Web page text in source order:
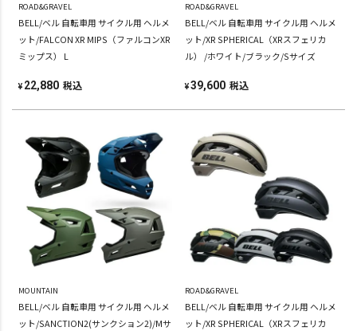
ROAD&GRAVEL
BELL/ベル 自転車用 サイクル用 ヘルメ
ット/FALCON XR MIPS（ファルコンXR
ミップス） L
¥ 22,880 税込
ROAD&GRAVEL
BELL/ベル 自転車用 サイクル用 ヘルメ
ット/XR SPHERICAL（XRスフェリカ
ル） /ホワイト/ブラック/Sサイズ
¥39,600 税込
MOUNTAIN
BELL/ベル 自転車用 サイクル用 ヘルメ
ット/SANCTION2(サンクション2)/Mサ
ROAD&GRAVEL
BELL/ベル 自転車用 サイクル用 ヘルメ
ット/XR SPHERICAL（XRスフェリカ